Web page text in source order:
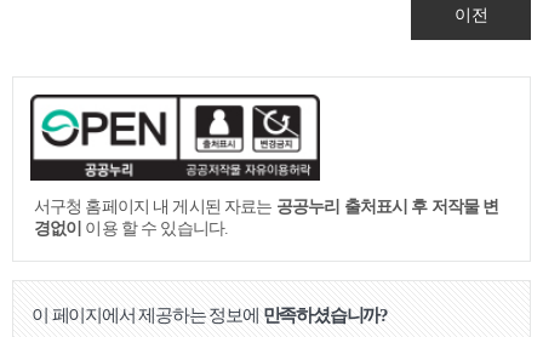
10 임시수도기념관
이전
서구청 홈페이지 내 게시된 자료는 공공누리 출처표시 후 저작물 변
경없이 이용 할 수 있습니다.
이 페이지에서 제공하는 정보에 만족하셨습니까?